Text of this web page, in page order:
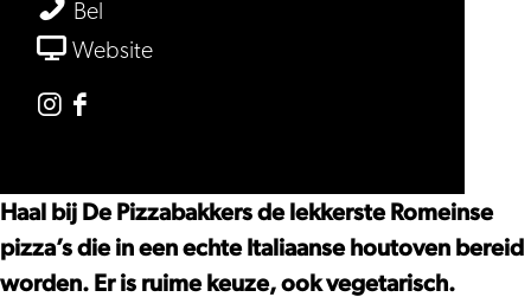
Pizzabakkers
Bel
Pizzabakkers
Websitevan
Instagram
Pizzabakkers
Facebook
Pizzabakkers
Haal bij De Pizzabakkers de lekkerste Romeinse
pizza’s die in een echte Italiaanse houtoven bereid
worden. Er is ruime keuze, ook vegetarisch.